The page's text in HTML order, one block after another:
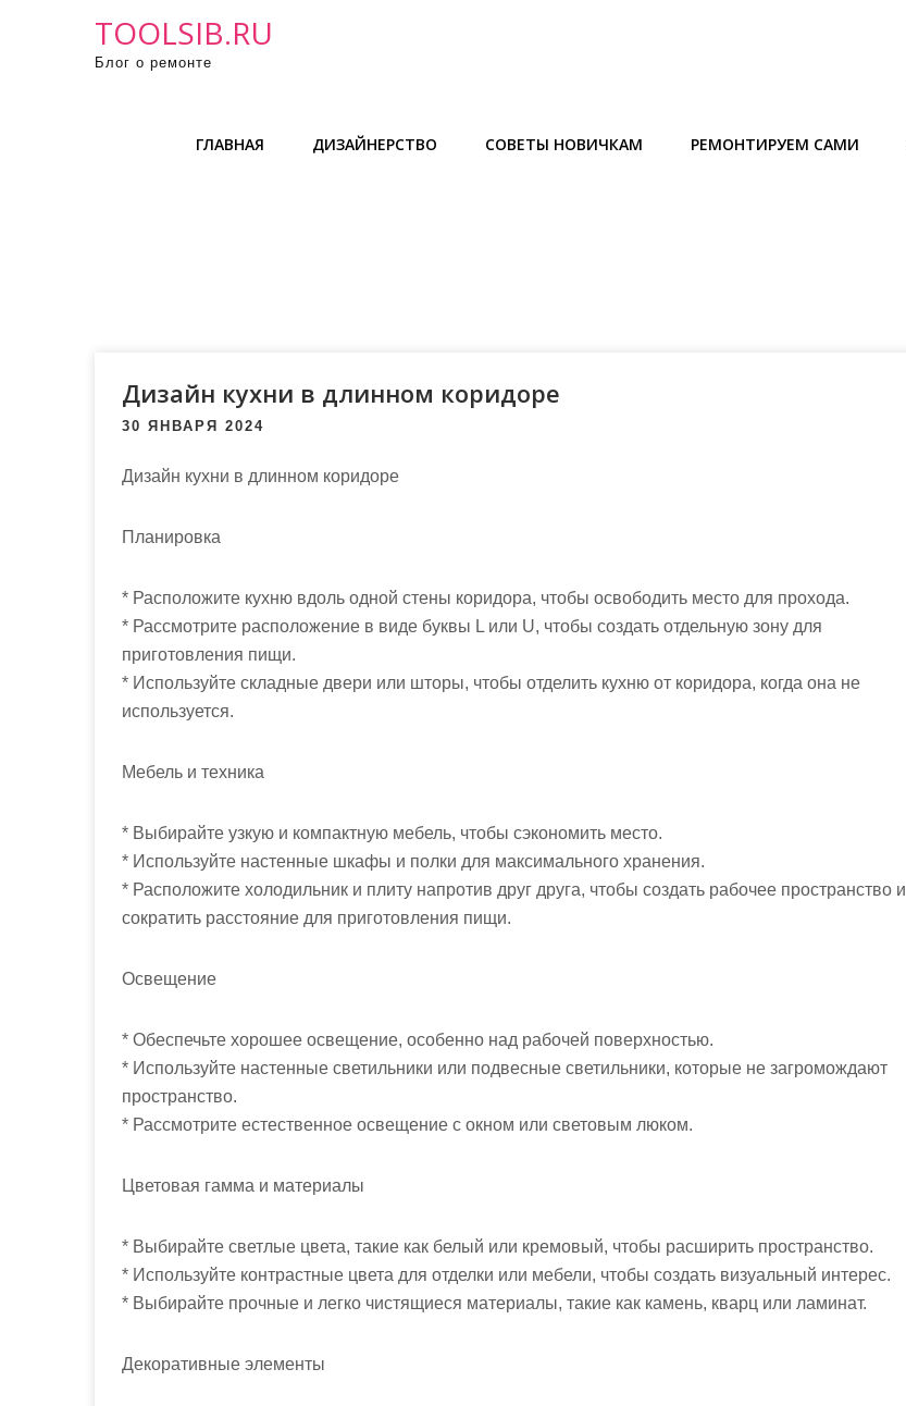
TOOLSIB.RU
Блог о ремонте
ГЛАВНАЯ ДИЗАЙНЕРСТВО СОВЕТЫ НОВИЧКАМ РЕМОНТИРУЕМ САМИ
Дизайн кухни в длинном коридоре
30 ЯНВАРЯ 2024
Дизайн кухни в длинном коридоре
Планировка
* Расположите кухню вдоль одной стены коридора, чтобы освободить место для прохода.
* Рассмотрите расположение в виде буквы L или U, чтобы создать отдельную зону для
приготовления пищи.
* Используйте складные двери или шторы, чтобы отделить кухню от коридора, когда она не
используется.
Мебель и техника
* Выбирайте узкую и компактную мебель, чтобы сэкономить место.
* Используйте настенные шкафы и полки для максимального хранения.
* Расположите холодильник и плиту напротив друг друга, чтобы создать рабочее пространство и
сократить расстояние для приготовления пищи.
Освещение
* Обеспечьте хорошее освещение, особенно над рабочей поверхностью.
* Используйте настенные светильники или подвесные светильники, которые не загромождают
пространство.
* Рассмотрите естественное освещение с окном или световым люком.
Цветовая гамма и материалы
* Выбирайте светлые цвета, такие как белый или кремовый, чтобы расширить пространство.
* Используйте контрастные цвета для отделки или мебели, чтобы создать визуальный интерес.
* Выбирайте прочные и легко чистящиеся материалы, такие как камень, кварц или ламинат.
Декоративные элементы